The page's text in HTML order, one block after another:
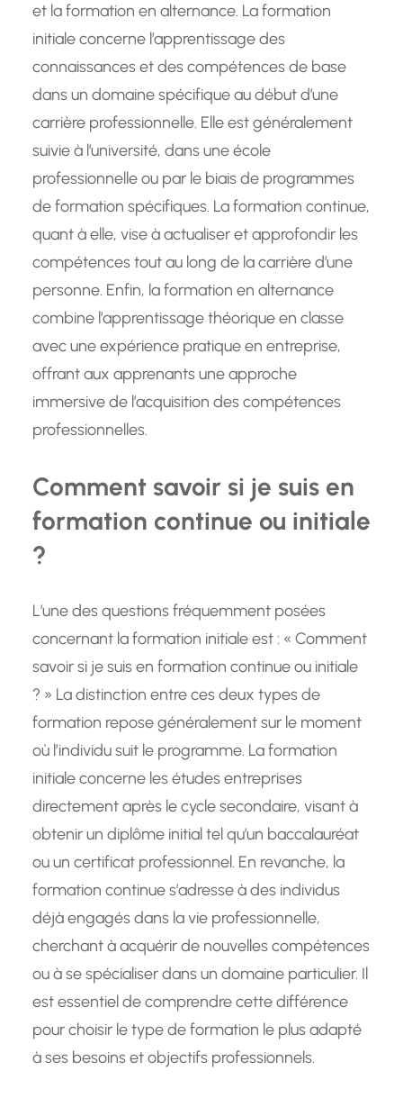
et la formation en alternance. La formation
initiale concerne l’apprentissage des
connaissances et des compétences de base
dans un domaine spécifique au début d’une
carrière professionnelle. Elle est généralement
suivie à l’université, dans une école
professionnelle ou par le biais de programmes
de formation spécifiques. La formation continue,
quant à elle, vise à actualiser et approfondir les
compétences tout au long de la carrière d’une
personne. Enfin, la formation en alternance
combine l’apprentissage théorique en classe
avec une expérience pratique en entreprise,
offrant aux apprenants une approche
immersive de l’acquisition des compétences
professionnelles.
Comment savoir si je suis en
formation continue ou initiale
?
L’une des questions fréquemment posées
concernant la formation initiale est : « Comment
savoir si je suis en formation continue ou initiale
? » La distinction entre ces deux types de
formation repose généralement sur le moment
où l’individu suit le programme. La formation
initiale concerne les études entreprises
directement après le cycle secondaire, visant à
obtenir un diplôme initial tel qu’un baccalauréat
ou un certificat professionnel. En revanche, la
formation continue s’adresse à des individus
déjà engagés dans la vie professionnelle,
cherchant à acquérir de nouvelles compétences
ou à se spécialiser dans un domaine particulier. Il
est essentiel de comprendre cette différence
pour choisir le type de formation le plus adapté
à ses besoins et objectifs professionnels.